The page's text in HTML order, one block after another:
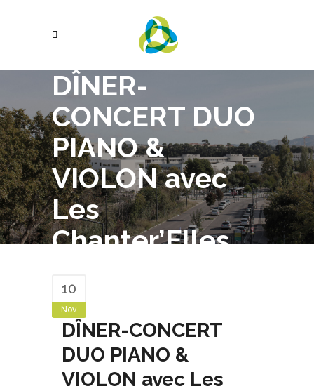
DÎNER-
CONCERT DUO
PIANO &
VIOLON avec
Les
Chanter’Elles
10
Nov
DÎNER-CONCERT
DUO PIANO &
VIOLON avec Les